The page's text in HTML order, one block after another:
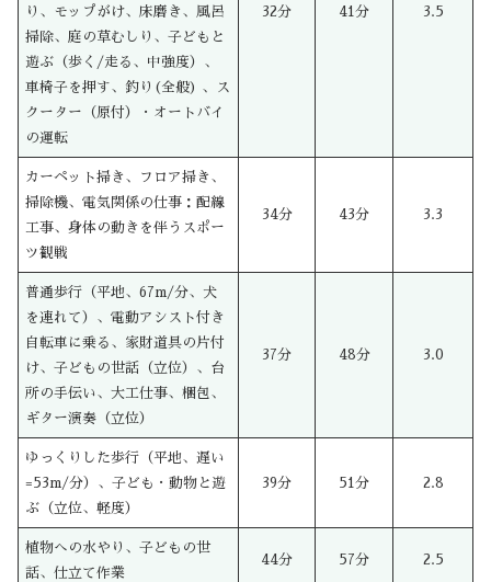
り、モップがけ、床磨き、風呂
掃除、庭の草むしり、子どもと
遊ぶ（歩く/走る、中強度）、
車椅子を押す、釣り(全般) 、ス
クーター（原付）・オートバイ
の運転
32分 41分 3.5
カーペット掃き、フロア掃き、
掃除機、電気関係の仕事：配線
工事、身体の動きを伴うスポー
ツ観戦
34分 43分 3.3
普通歩行（平地、67m/分、犬
を連れて）、電動アシスト付き
自転車に乗る、家財道具の片付
け、子どもの世話（立位）、台
所の手伝い、大工仕事、梱包、
ギター演奏（立位）
37分 48分 3.0
ゆっくりした歩行（平地、遅い
=53m/分）、子ども・動物と遊
ぶ（立位、軽度）
39分 51分 2.8
植物への水やり、子どもの世
話、仕立て作業
44分 57分 2.5